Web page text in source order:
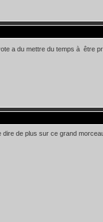
a du mettre du temps à être
de plus sur ce grand